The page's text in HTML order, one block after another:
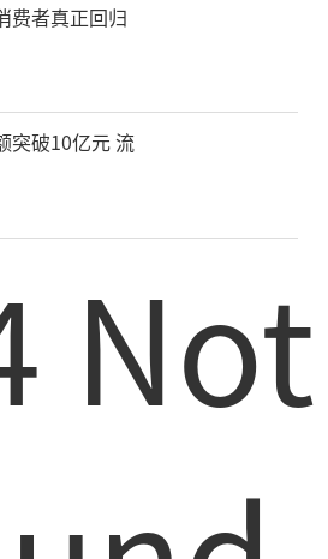
费者真正回归
突破10亿元 流
Not